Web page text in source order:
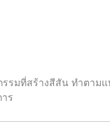
รรมที่สร้างสีสัน ทำตาม
ร